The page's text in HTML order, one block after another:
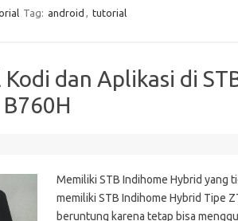
Tag: android , tutorial
dan Aplikasi di
Memiliki STB Indihome Hybrid yang
memiliki STB Indihome Hybrid Tipe
beruntung karena tetap bisa